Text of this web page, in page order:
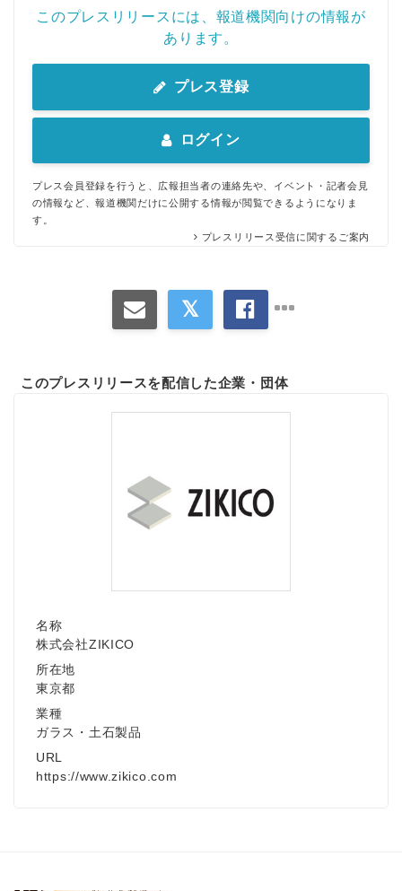
このプレスリリースには、報道機関向けの情報が
あります。
プレス登録
ログイン
プレス会員登録を行うと、広報担当者の連絡先や、イベント・記者会見
の情報など、報道機関だけに公開する情報が閲覧できるようになりま
す。
プレスリリース受信に関するご案内
このプレスリリースを配信した企業・団体
名称
株式会社ZIKICO
所在地
東京都
業種
ガラス・土石製品
URL
https://www.zikico.com